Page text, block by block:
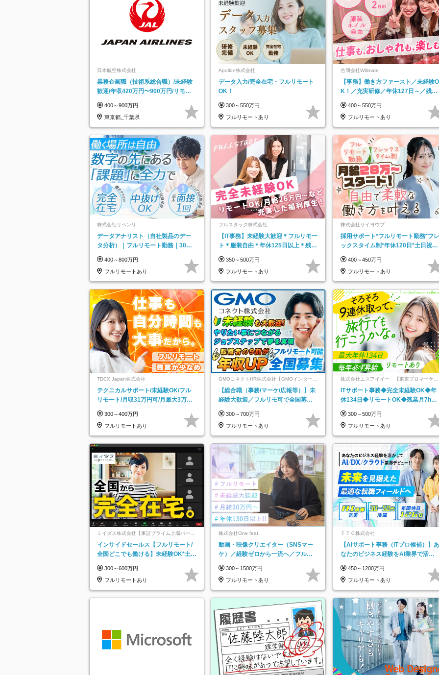
日本航空株式会社
業務企画職（技術系総合職）/未経験
歓迎/年収420万円〜900万円/リモー
400～900万円
東京都_千葉県
Apollon株式会社
データ入力/完全在宅・フルリモート
OK！
300～550万円
フルリモートあり
合同会社Willmate
【事務】働き方ファースト／未経験O
K！／充実研修／年休127日～／残業
400～550万円
フルリモートあり
株式会社リベンリ
データアナリスト（自社製品のデー
タ分析）｜フルリモート勤務｜30代
員多数活躍
400～800万円
フルリモートあり
フルスタック株式会社
【IT事務】未経験大歓迎＊フルリモー
ト＊服装自由＊年休125日以上＊残業
350～500万円
フルリモートあり
株式会社サイヨウブ
採用サポート*フルリモート勤務*フレ
ックスタイム制*年休120日*土日祝休
400～450万円
フルリモートあり
TDCX Japan株式会社
テクニカルサポート/未経験OK/フル
リモート/月収31万円可/月最大3万の
300～400万円
フルリモートあり
GMOコネクトHR株式会社【GMOインターネ
ットグループ】
【総合職（事務/マーケ/広報等）】未
経験大歓迎／フルリモ可で全国募
★
300～700万円
フルリモートあり
株式会社エスアイイー 【東京プロマーケッ
ITサポート事務◆完全未経験OK◆年
休134日◆リモートOK◆残業月7h以
300～500万円
フルリモートあり
ミイダス株式会社【東証プライム上場パーソ
インサイドセールス【フルリモート/
全国どこでも働ける】未経験OK*土日
300～600万円
フルリモートあり
株式会社One feat.
動画・映像クリエイター（SNSマー
ケ）／経験ゼロから一流へ／フルリ
日以上
300～1500万円
フルリモートあり
ＦＴＣ株式会社
【AIサポート事務（ITプロ候補）】あ
なたのビジネス経験をAI業界で活か
450～1200万円
フルリモートあり